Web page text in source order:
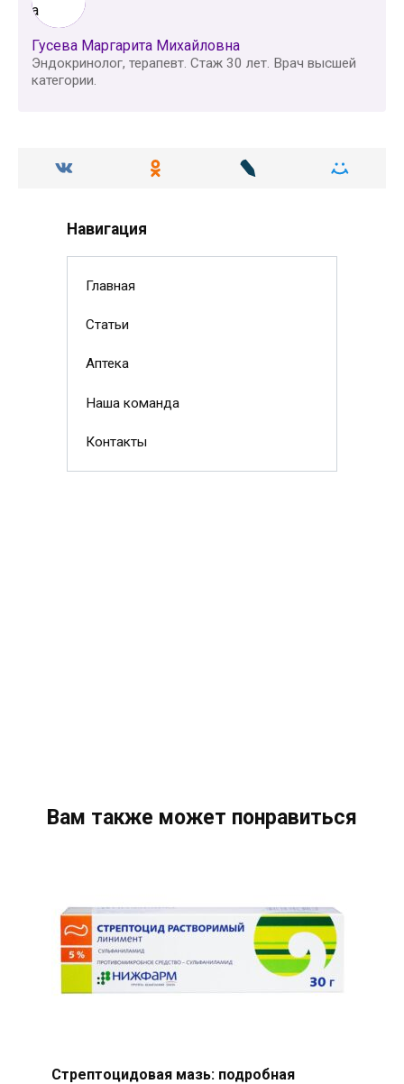
Гусева Маргарита Михайловна
Эндокринолог, терапевт. Стаж 30 лет. Врач высшей
категории.
Навигация
Главная
Статьи
Аптека
Наша команда
Контакты
Вам также может понравиться
Стрептоцидовая мазь: подробная